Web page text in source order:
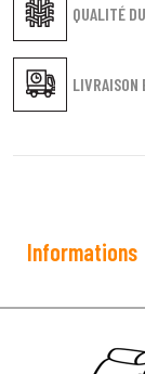
QUALITÉ
LIVRAISON
Informations